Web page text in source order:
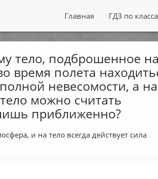
Главная ГДЗ по
тело, подброшенное
время полета
невесомости, а на
можно считать
приближенно?
и на тело всегда действует сила